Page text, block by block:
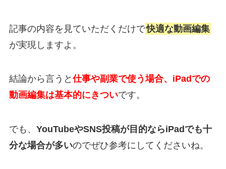
記事の内容を見ていただくだけで快適な動画編集
が実現しますよ。
結論から言うと仕事や副業で使う場合、 iPadでの
動画編集は基本的にきついです。
でも、 YouTubeやSNS投稿が目的ならiPadでも十
分な場合が多いのでぜひ参考にしてくださいね。